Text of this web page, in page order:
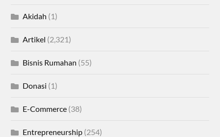
Akidah (1)
Artikel (2,321)
Bisnis Rumahan (55)
Donasi (1)
E-Commerce (38)
Entrepreneurship (254)